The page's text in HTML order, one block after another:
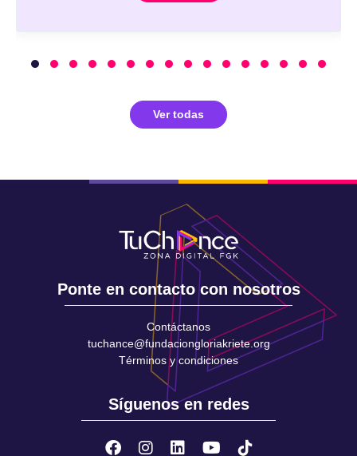
Ver todas
Ponte en contacto con nosotros
Contáctanos
tuchance@fundaciongloriakriete.org
Términos y condiciones
Síguenos en redes